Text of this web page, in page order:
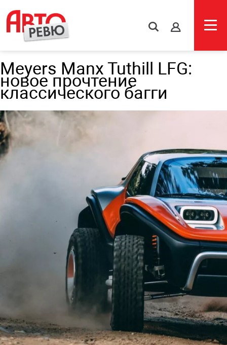
s
Meyers Manx Tuthill LFG:
новое прочтение
классического багги